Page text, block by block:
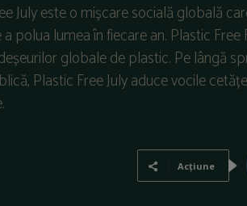
July este o mișcare socială globală
polua lumea în fiecare an. Plastic
globale de plastic. Pe lângă
Plastic Free July aduce vocile
Acțiune